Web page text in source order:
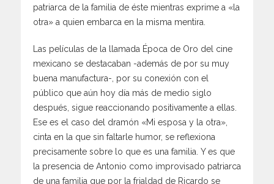
patriarca de la familia de éste mientras exprime a «la
otra» a quien embarca en la misma mentira.
Las películas de la llamada Época de Oro del cine
mexicano se destacaban -además de por su muy
buena manufactura-, por su conexión con el
público que aún hoy día más de medio siglo
después, sigue reaccionando positivamente a ellas.
Ese es el caso del dramón «Mi esposa y la otra»,
cinta en la que sin faltarle humor, se reflexiona
precisamente sobre lo que es una familia. Y es que
la presencia de Antonio como improvisado patriarca
de una familia que por la frialdad de Ricardo se